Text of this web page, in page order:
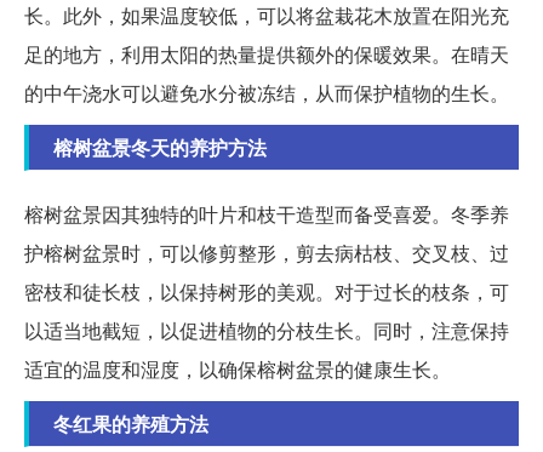
长。此外，如果温度较低，可以将盆栽花木放置在阳光充
足的地方，利用太阳的热量提供额外的保暖效果。在晴天
的中午浇水可以避免水分被冻结，从而保护植物的生长。
榕树盆景冬天的养护方法
榕树盆景因其独特的叶片和枝干造型而备受喜爱。冬季养
护榕树盆景时，可以修剪整形，剪去病枯枝、交叉枝、过
密枝和徒长枝，以保持树形的美观。对于过长的枝条，可
以适当地截短，以促进植物的分枝生长。同时，注意保持
适宜的温度和湿度，以确保榕树盆景的健康生长。
冬红果的养殖方法